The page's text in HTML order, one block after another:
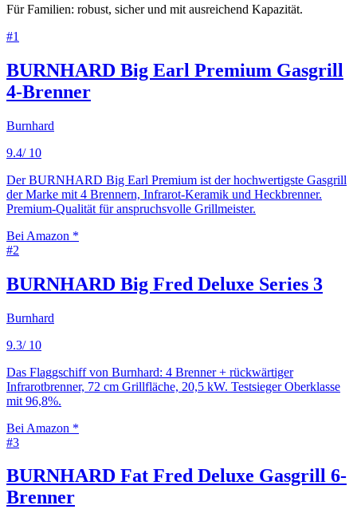
Für Familien: robust, sicher und mit ausreichend Kapazität.
#1
BURNHARD Big Earl Premium Gasgrill
4-Brenner
Burnhard
9.4/ 10
Der BURNHARD Big Earl Premium ist der hochwertigste Gasgrill
der Marke mit 4 Brennern, Infrarot-Keramik und Heckbrenner.
Premium-Qualität für anspruchsvolle Grillmeister.
Bei Amazon *
#2
BURNHARD Big Fred Deluxe Series 3
Burnhard
9.3/ 10
Das Flaggschiff von Burnhard: 4 Brenner + rückwärtiger
Infrarotbrenner, 72 cm Grillfläche, 20,5 kW. Testsieger Oberklasse
mit 96,8%.
Bei Amazon *
#3
BURNHARD Fat Fred Deluxe Gasgrill 6-
Brenner